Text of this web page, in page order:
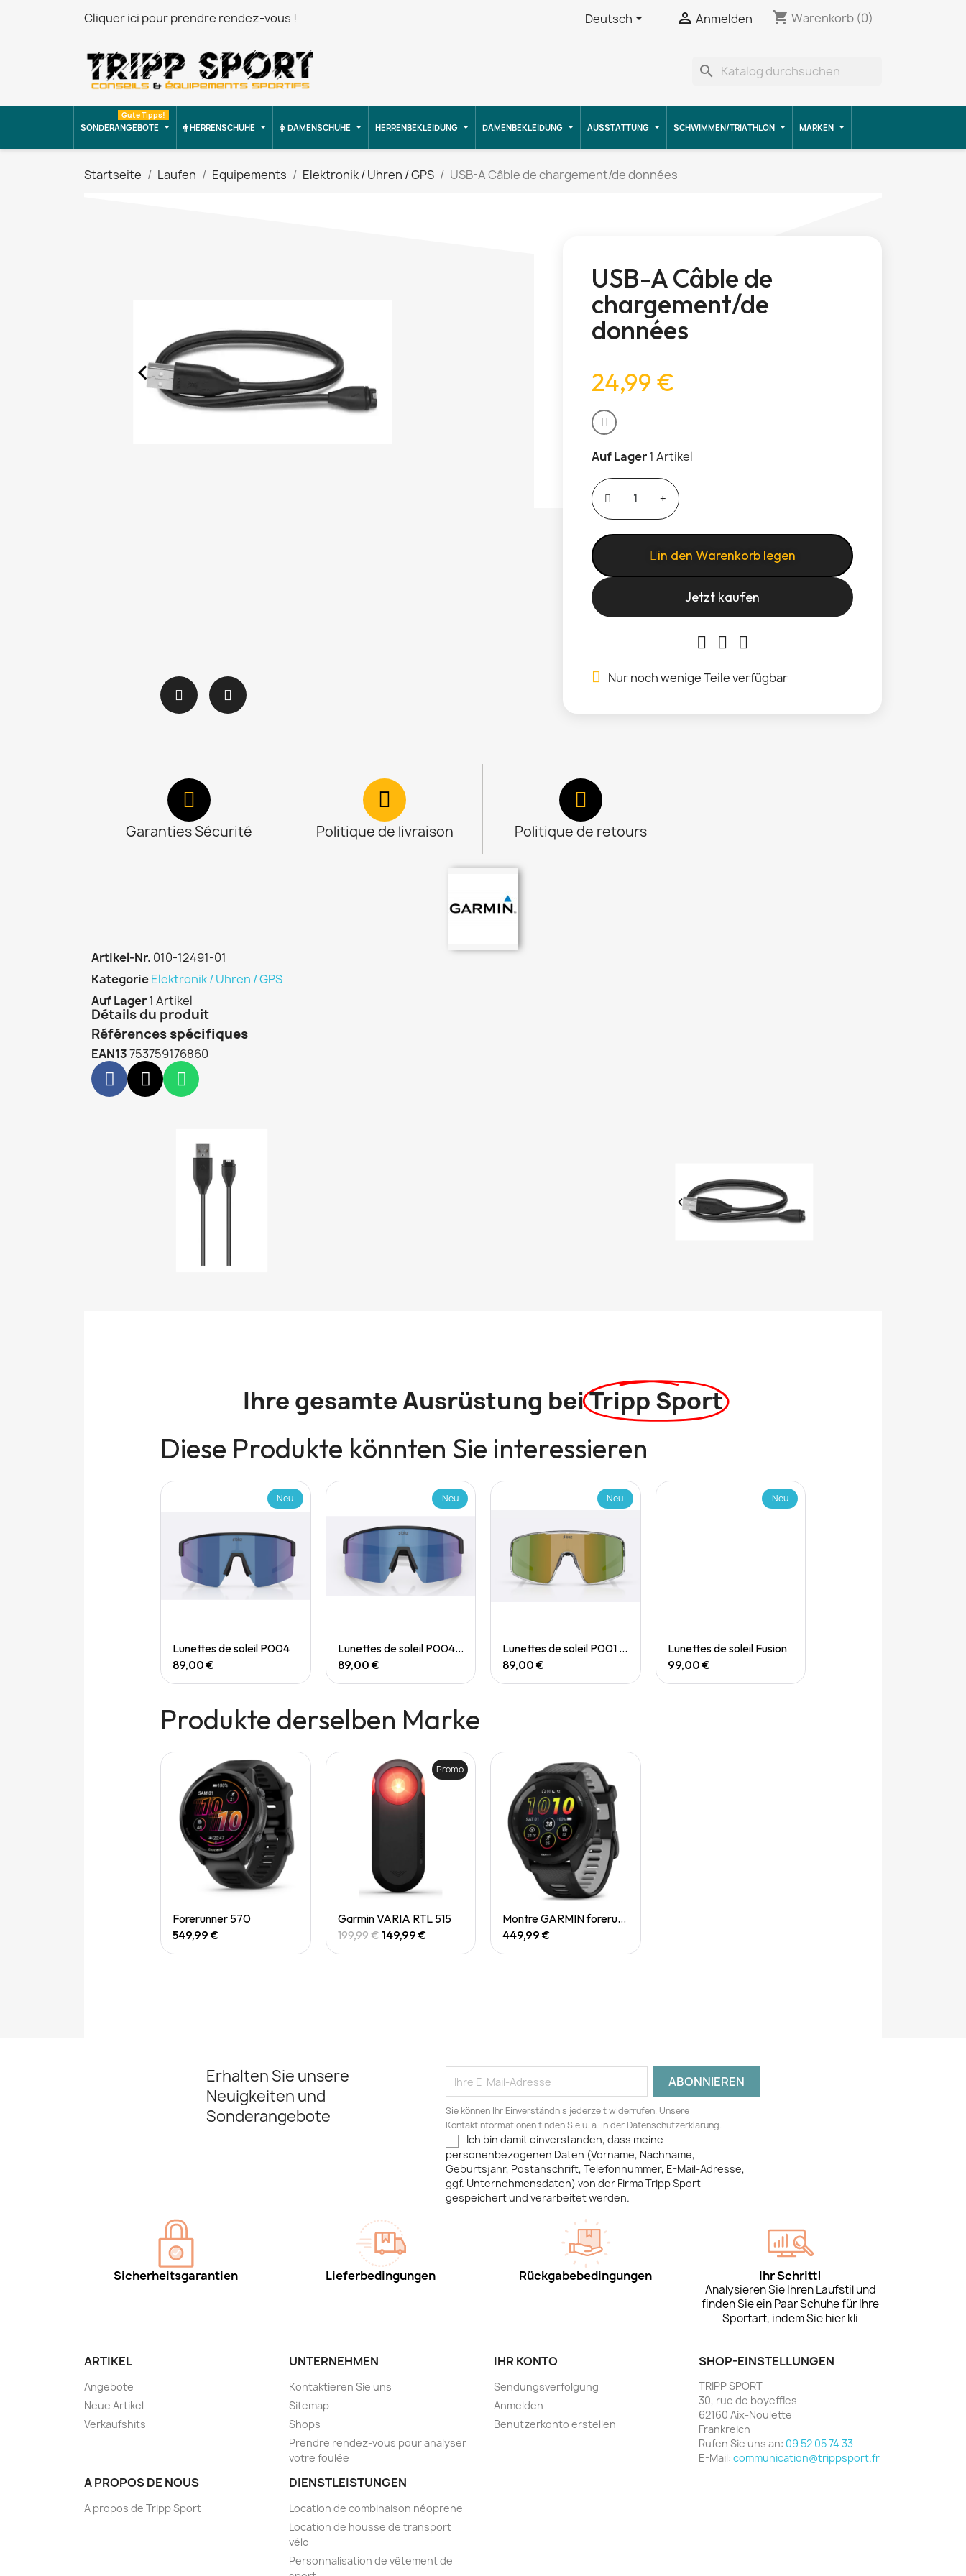
Cliquer ici pour prendre rendez-vous ! Deutsch  Anmelden shopping_cart Warenkorb (0)
search
SONDERANGEBOTE
Gute Tipps!
HERRENSCHUHE DAMENSCHUHE HERRENBEKLEIDUNG DAMENBEKLEIDUNG AUSSTATTUNG SCHWIMMEN/TRIATHLON MARKEN
Startseite Laufen Equipements Elektronik / Uhren / GPS USB-A Câble de chargement/de données
USB-A Câble de
chargement/de
données
24,99 €
Auf Lager1 Artikel
in den Warenkorb legen
Jetzt kaufen
Nur noch wenige Teile verfügbar
Garanties Sécurité Politique de livraison Politique de retours
Artikel-Nr. 010-12491-01
KategorieElektronik / Uhren / GPS
Auf Lager1 Artikel
Détails du produit
Références spécifiques
EAN13753759176860
Ihre gesamte Ausrüstung beiTripp Sport
Diese Produkte könnten Sie interessieren
Quick View
Neu
Lunettes de soleil P004
89,00 €
Quick View
Neu
Lunettes de soleil P004 Small
89,00 €
Quick View
Neu
Lunettes de soleil P001 Small
89,00 €
Quick View
Neu
Lunettes de soleil Fusion
99,00 €
Produkte derselben Marke
Quick View
Forerunner 570
549,99 €
Quick View
Promo
Garmin VARIA RTL 515
199,99 € 149,99 €
Quick View
Montre GARMIN forerunner 265
449,99 €
Erhalten Sie unsere
Neuigkeiten und
Sonderangebote
Sie können Ihr Einverständnis jederzeit widerrufen. Unsere
Kontaktinformationen finden Sie u. a. in der Datenschutzerklärung.
Ich bin damit einverstanden, dass meine
personenbezogenen Daten (Vorname, Nachname,
Geburtsjahr, Postanschrift, Telefonnummer, E-Mail-Adresse,
ggf. Unternehmensdaten) von der Firma Tripp Sport
gespeichert und verarbeitet werden.
Sicherheitsgarantien Lieferbedingungen Rückgabebedingungen Ihr Schritt!
Analysieren Sie Ihren Laufstil und
finden Sie ein Paar Schuhe für Ihre
Sportart, indem Sie hier kli
ARTIKEL
Angebote
Neue Artikel
Verkaufshits
UNTERNEHMEN
Kontaktieren Sie uns
Sitemap
Shops
Prendre rendez-vous pour analyser
votre foulée
A PROPOS DE NOUS
A propos de Tripp Sport
DIENSTLEISTUNGEN
Location de combinaison néoprene
Location de housse de transport
vélo
Personnalisation de vêtement de
IHR KONTO
Sendungsverfolgung
Anmelden
Benutzerkonto erstellen
SHOP-EINSTELLUNGEN
TRIPP SPORT
30, rue de boyeffles
62160 Aix-Noulette
Frankreich
Rufen Sie uns an: 09 52 05 74 33
E-Mail: communication@trippsport.fr